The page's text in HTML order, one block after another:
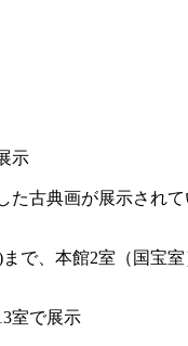
示
古典画が展示されて
で、本館2室（国宝室
室で展示